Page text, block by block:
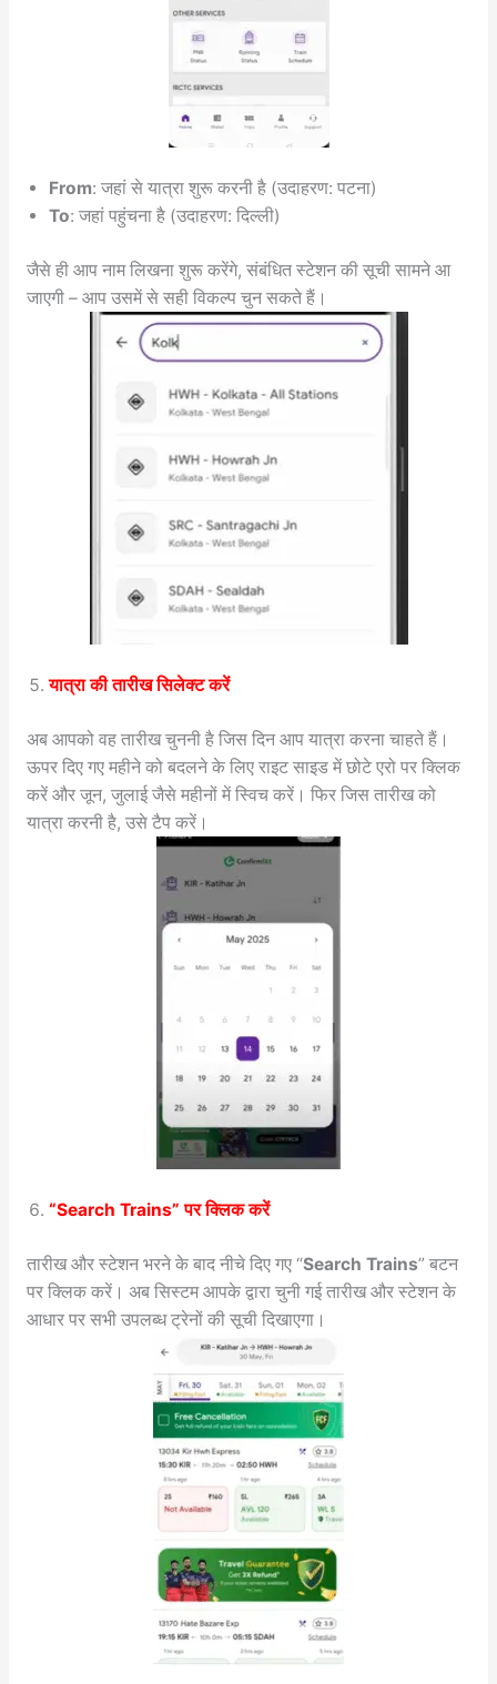
From: जहां से यात्रा शुरू करनी है (उदाहरण: पटना)
To: जहां पहुंचना है (उदाहरण: दिल्ली)
जैसे ही आप नाम लिखना शुरू करेंगे, संबंधित स्टेशन की सूची सामने आ
जाएगी – आप उसमें से सही विकल्प चुन सकते हैं।
यात्रा की तारीख सिलेक्ट करें
अब आपको वह तारीख चुननी है जिस दिन आप यात्रा करना चाहते हैं।
ऊपर दिए गए महीने को बदलने के लिए राइट साइड में छोटे एरो पर क्लिक
करें और जून, जुलाई जैसे महीनों में स्विच करें। फिर जिस तारीख को
यात्रा करनी है, उसे टैप करें।
“Search Trains” पर क्लिक करें
तारीख और स्टेशन भरने के बाद नीचे दिए गए “Search Trains” बटन
पर क्लिक करें। अब सिस्टम आपके द्वारा चुनी गई तारीख और स्टेशन के
आधार पर सभी उपलब्ध ट्रेनों की सूची दिखाएगा।